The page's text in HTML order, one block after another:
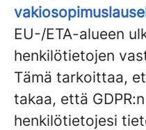
EU-/ETA-alueen
henkilötietojen
Tämä tarkoittaa,
takaa, että
henkilötietojesi